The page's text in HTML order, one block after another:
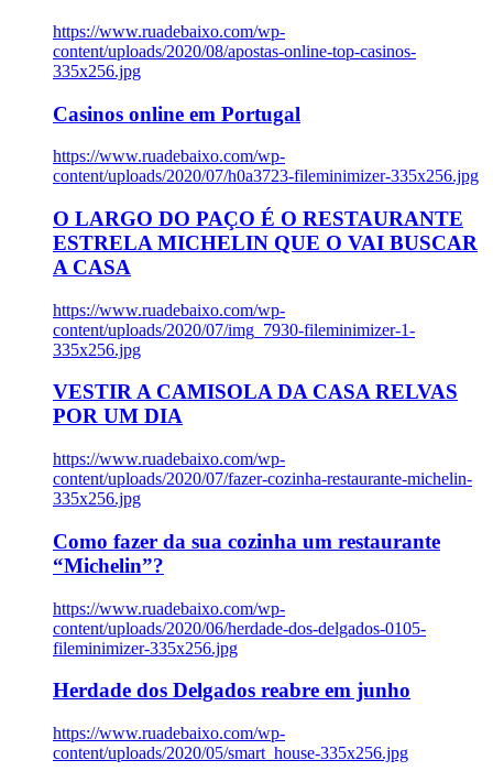
https://www.ruadebaixo.com/wp-
content/uploads/2020/08/apostas-online-top-casinos-
335x256.jpg
Casinos online em Portugal
https://www.ruadebaixo.com/wp-
content/uploads/2020/07/h0a3723-fileminimizer-335x256.jpg
O LARGO DO PAÇO É O RESTAURANTE
ESTRELA MICHELIN QUE O VAI BUSCAR
A CASA
https://www.ruadebaixo.com/wp-
content/uploads/2020/07/img_7930-fileminimizer-1-
335x256.jpg
VESTIR A CAMISOLA DA CASA RELVAS
POR UM DIA
https://www.ruadebaixo.com/wp-
content/uploads/2020/07/fazer-cozinha-restaurante-michelin-
335x256.jpg
Como fazer da sua cozinha um restaurante
“Michelin”?
https://www.ruadebaixo.com/wp-
content/uploads/2020/06/herdade-dos-delgados-0105-
fileminimizer-335x256.jpg
Herdade dos Delgados reabre em junho
https://www.ruadebaixo.com/wp-
content/uploads/2020/05/smart_house-335x256.jpg